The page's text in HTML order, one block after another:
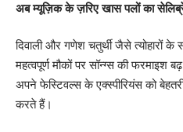
अब म्यूज़िक के ज़रिए खास पलों का
दिवाली और गणेश चतुर्थी जैसे त्योहारों
महत्वपूर्ण मौकों पर सॉन्ग्स की फरमाइश
अपने फेस्टिवल्स के एक्स्पीरियंस को
करते हैं।